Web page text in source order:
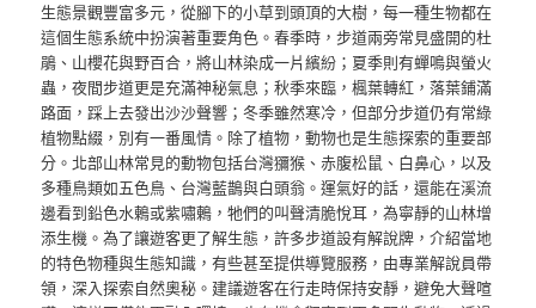
生態景觀豐富多元，從腳下的小草到頭頂的大樹，每一種生物都在
這個生態系統中扮演著重要角色。春季時，步道兩旁常見盛開的杜
鵑、山櫻花與野百合，將山林染成一片繽紛；夏季則有蟬鳴與螢火
蟲，夜間步道更是充滿神秘氣息；秋季來臨，楓葉轉紅，落葉鋪滿
路面，踩上去發出沙沙聲響；冬季雖然寒冷，但部分步道仍有常綠
植物點綴，別有一番風情。除了植物，動物也是生態探索的重要部
分。北部山林常見的動物包括台灣獼猴、赤腹松鼠、白鼻心，以及
多種鳥類如五色鳥、台灣藍鵲與白頭翁。運氣好的話，還能在溪流
邊看到鉛色水鶇或紫嘯鶇，牠們的叫聲清脆悅耳，為寧靜的山林增
添生機。為了讓遊客更了解生態，許多步道設有解說牌，介紹當地
的特色物種與生態知識，有些甚至提供導覽服務，由專業解說員帶
領，深入探索自然奧秘。建議遊客在行走時保持安靜，避免大聲喧